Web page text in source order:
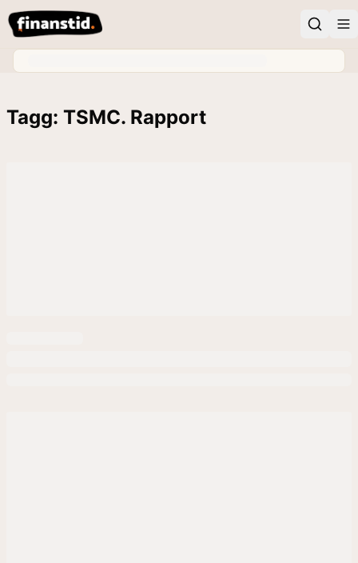
Tagg: TSMC. Rapport